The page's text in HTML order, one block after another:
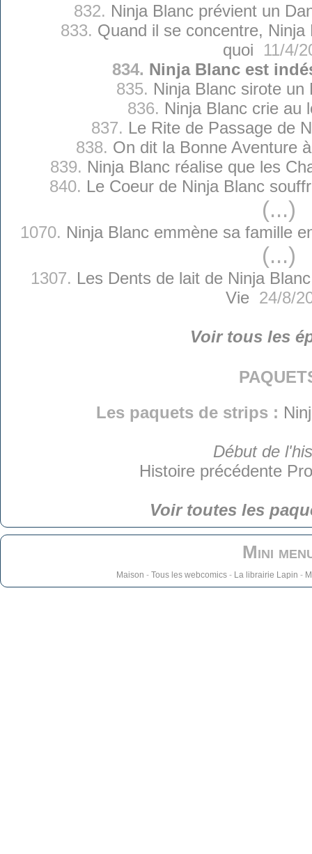
832. Ninja Blanc prévient un
833. Quand il se concentre,
quoi 11/4/
834. Ninja Blanc est
835. Ninja Blanc sirote un
836. Ninja Blanc crie au
837. Le Rite de Passage de
838. On dit la Bonne Aventure
839. Ninja Blanc réalise que les
840. Le Coeur de Ninja Blanc
(...)
1070. Ninja Blanc emmène sa famille
(...)
1307. Les Dents de lait de Ninja
Vie24/8/
Voir tous les
Les paquets de strips :
Début de
Histoire précédente
Voir toutes les
Mini
Maison - Tous les webcomics- La librairie Lapin -